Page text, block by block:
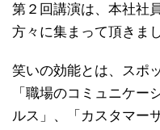
第２回講演は、本社社
方々に集まって頂きまし
笑いの効能とは、スポ
「職場のコミュニケー
ルス」、「カスタマー